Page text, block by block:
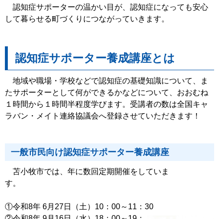
認知症サポーターの温かい目が、認知症になっても安心
して暮らせる町づくりにつながっていきます。
認知症サポーター養成講座とは
地域や職場・学校などで認知症の基礎知識について、ま
たサポーターとして何ができるかなどについて、おおむね
１時間から１時間半程度学びます。受講者の数は全国キャ
ラバン・メイト連絡協議会へ登録させていただきます！
一般市民向け認知症サポーター養成講座
苫小牧市では、年に数回定期開催をしていま
す。
①令和8年 6月27日（土）10：00～11：30